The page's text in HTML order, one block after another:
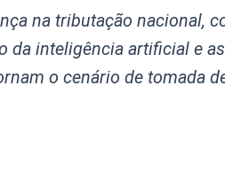
na tributação nacional,
da inteligência artificial e
o cenário de tomada